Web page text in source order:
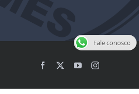
Facebook YouTubeInstagram
Fale conosco